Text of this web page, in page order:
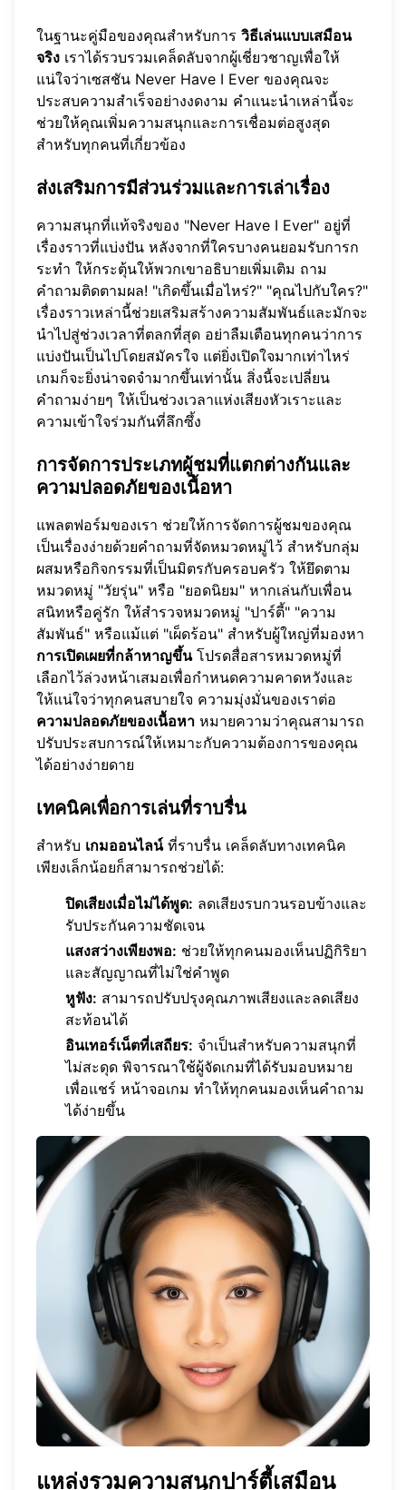
ในฐานะคู่มือของคุณสำหรับการ วิธีเล่นแบบเสมือน
จริง เราได้รวบรวมเคล็ดลับจากผู้เชี่ยวชาญเพื่อให้
แน่ใจว่าเซสชัน Never Have I Ever ของคุณจะ
ประสบความสำเร็จอย่างงดงาม คำแนะนำเหล่านี้จะ
ช่วยให้คุณเพิ่มความสนุกและการเชื่อมต่อสูงสุด
สำหรับทุกคนที่เกี่ยวข้อง
ส่งเสริมการมีส่วนร่วมและการเล่าเรื่อง
ความสนุกที่แท้จริงของ "Never Have I Ever" อยู่ที่
เรื่องราวที่แบ่งปัน หลังจากที่ใครบางคนยอมรับการก
ระทำ ให้กระตุ้นให้พวกเขาอธิบายเพิ่มเติม ถาม
คำถามติดตามผล! "เกิดขึ้นเมื่อไหร่?" "คุณไปกับใคร?"
เรื่องราวเหล่านี้ช่วยเสริมสร้างความสัมพันธ์และมักจะ
นำไปสู่ช่วงเวลาที่ตลกที่สุด อย่าลืมเตือนทุกคนว่าการ
แบ่งปันเป็นไปโดยสมัครใจ แต่ยิ่งเปิดใจมากเท่าไหร่
เกมก็จะยิ่งน่าจดจำมากขึ้นเท่านั้น สิ่งนี้จะเปลี่ยน
คำถามง่ายๆ ให้เป็นช่วงเวลาแห่งเสียงหัวเราะและ
ความเข้าใจร่วมกันที่ลึกซึ้ง
การจัดการประเภทผู้ชมที่แตกต่างกันและ
ความปลอดภัยของเนื้อหา
แพลตฟอร์มของเรา ช่วยให้การจัดการผู้ชมของคุณ
เป็นเรื่องง่ายด้วยคำถามที่จัดหมวดหมู่ไว้ สำหรับกลุ่ม
ผสมหรือกิจกรรมที่เป็นมิตรกับครอบครัว ให้ยึดตาม
หมวดหมู่ "วัยรุ่น" หรือ "ยอดนิยม" หากเล่นกับเพื่อน
สนิทหรือคู่รัก ให้สำรวจหมวดหมู่ "ปาร์ตี้" "ความ
สัมพันธ์" หรือแม้แต่ "เผ็ดร้อน" สำหรับผู้ใหญ่ที่มองหา
การเปิดเผยที่กล้าหาญขึ้นโปรดสื่อสารหมวดหมู่ที่
เลือกไว้ล่วงหน้าเสมอเพื่อกำหนดความคาดหวังและ
ให้แน่ใจว่าทุกคนสบายใจ ความมุ่งมั่นของเราต่อ
ความปลอดภัยของเนื้อหา หมายความว่าคุณสามารถ
ปรับประสบการณ์ให้เหมาะกับความต้องการของคุณ
ได้อย่างง่ายดาย
เทคนิคเพื่อการเล่นที่ราบรื่น
สำหรับ เกมออนไลน์ที่ราบรื่น เคล็ดลับทางเทคนิค
เพียงเล็กน้อยก็สามารถช่วยได้:
ปิดเสียงเมื่อไม่ได้พูด: ลดเสียงรบกวนรอบข้างและ
รับประกันความชัดเจน
แสงสว่างเพียงพอ: ช่วยให้ทุกคนมองเห็นปฏิกิริยา
และสัญญาณที่ไม่ใช่คำพูด
หูฟัง: สามารถปรับปรุงคุณภาพเสียงและลดเสียง
สะท้อนได้
อินเทอร์เน็ตที่เสถียร: จำเป็นสำหรับความสนุกที่
ไม่สะดุด พิจารณาใช้ผู้จัดเกมที่ได้รับมอบหมาย
เพื่อแชร์ หน้าจอเกม ทำให้ทุกคนมองเห็นคำถาม
ได้ง่ายขึ้น
แหล่งรวมความสนุกปาร์ตี้เสมือน